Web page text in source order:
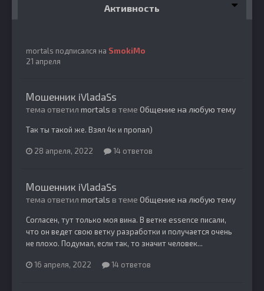
Активность
mortals подписался на SmokiMo
21 апреля
Мошенник iVladaSs
тема ответил mortals в теме Общение на любую тему
Так ты такой же. Взял 4к и пропал)
28 апреля, 2022 14 ответов
Мошенник iVladaSs
тема ответил mortals в теме Общение на любую тему
Согласен, тут только моя вина. В ветке essence писали,
что он ведет свою ветку разработки и получается очень
не плохо. Подумал, если так, то значит человек...
16 апреля, 2022 14 ответов